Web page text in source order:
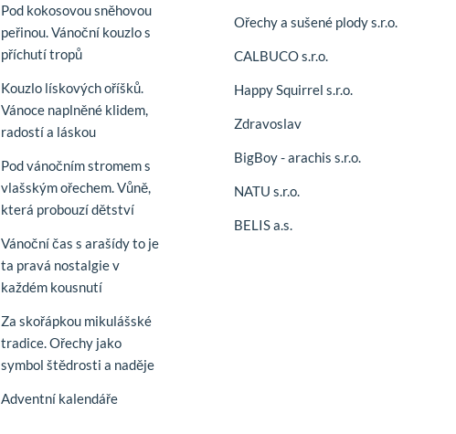
Pod kokosovou sněhovou
peřinou. Vánoční kouzlo s
příchutí tropů
Kouzlo lískových oříšků.
Vánoce naplněné klidem,
radostí a láskou
Pod vánočním stromem s
vlašským ořechem. Vůně,
která probouzí dětství
Vánoční čas s arašídy to je
ta pravá nostalgie v
každém kousnutí
Za skořápkou mikulášské
tradice. Ořechy jako
symbol štědrosti a naděje
Adventní kalendáře
Ořechy a sušené plody s.r.o.
CALBUCO s.r.o.
Happy Squirrel s.r.o.
Zdravoslav
BigBoy - arachis s.r.o.
NATU s.r.o.
BELIS a.s.